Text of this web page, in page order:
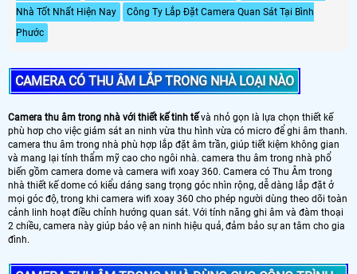
Nhà Tốt Nhất Hiện Nay
Công Ty Lắp Đặt Camera Quan Sát Tại Bình
Phước
CAMERA CÓ THU ÂM LẮP TRONG NHÀ LOẠI NÀO
Camera thu âm trong nhà với thiết kế tinh tếvà nhỏ gọn là lựa chọn thiết kế
phù hơp cho việc giám sát an ninh vừa thu hình vừa có micro để ghi âm thanh.
camera thu âm trong nhà phù hợp lắp đặt âm trần, giúp tiết kiệm không gian
và mang lại tính thẩm mỹ cao cho ngôi nhà. camera thu âm trong nhà phổ
biến gồm camera dome và camera wifi xoay 360. Camera có Thu Âm trong
nhà thiết kế dome có kiểu dáng sang trọng góc nhìn rộng, dễ dàng lắp đặt ở
mọi góc độ, trong khi camera wifi xoay 360 cho phép người dùng theo dõi toàn
cảnh linh hoạt điều chỉnh hướng quan sát. Với tính năng ghi âm và đàm thoại
2 chiều, camera này giúp bảo vệ an ninh hiệu quả, đảm bảo sự an tâm cho gia
đình.